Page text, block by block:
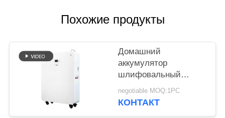
Похожие продукты
Домашний
аккумулятор
шлифовальный
суппорт модульного
проектирования 20
negotiable MOQ:1PC
КОНТАКТ